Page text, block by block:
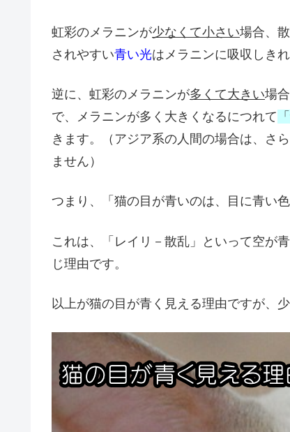
虹彩のメラニンが少なくて小さい場合、
されやすい青い光はメラニンに吸収しき
逆に、虹彩のメラニンが多くて大きい場合
で、メラニンが多く大きくなるにつれて
きます。（アジア系の人間の場合は、さ
ません）
つまり、「猫の目が青いのは、目に青い
これは、「レイリ－散乱」といって空が
じ理由です。
以上が猫の目が青く見える理由ですが、